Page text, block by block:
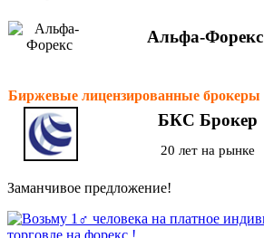
Альфа-Форекс
Биржевые лицензированные брокеры
БКС Брокер
20 лет на рынке
Заманчивое предложение!